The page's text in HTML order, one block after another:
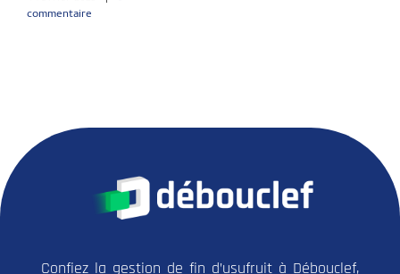
1ère plateforme indépendante visant à simplifier